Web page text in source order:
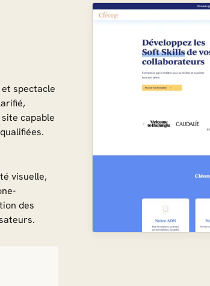
spectacle
capable
visuelle,
des